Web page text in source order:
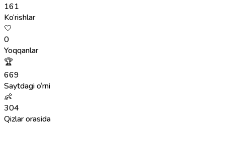
161
Ko‘rishlar
🤍
0
Yoqqanlar
🏆
669
Saytdagi o‘rni
👶
304
Qizlar orasida